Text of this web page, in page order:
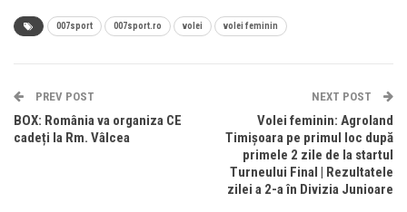
007sport 007sport.ro volei volei feminin
PREV POST
BOX: România va organiza CE
cadeți la Rm. Vâlcea
NEXT POST
Volei feminin: Agroland
Timișoara pe primul loc după
primele 2 zile de la startul
Turneului Final | Rezultatele
zilei a 2-a în Divizia Junioare